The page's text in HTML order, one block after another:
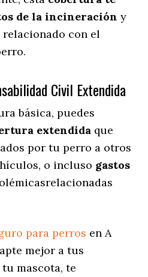
de la incineración y
con el
Civil Extendida
básica, puedes
extendida que
por tu perro a otros
o incluso gastos
para perros en A
mejor a tus
mascota, te